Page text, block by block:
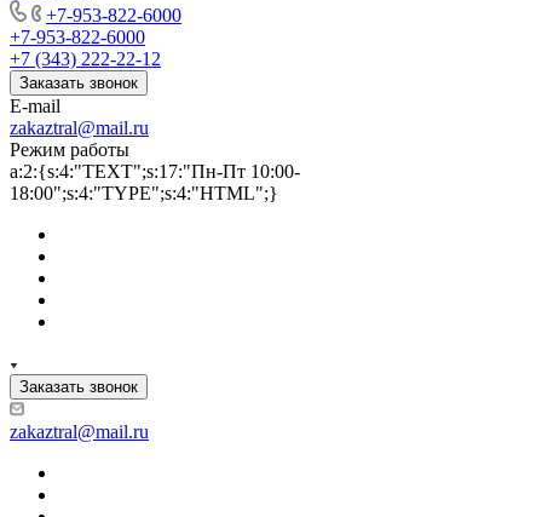
+7-953-822-6000
+7-953-822-6000
+7 (343) 222-22-12
Заказать звонок
E-mail
zakaztral@mail.ru
Режим работы
a:2:{s:4:"TEXT";s:17:"Пн-Пт 10:00-
18:00";s:4:"TYPE";s:4:"HTML";}
Заказать звонок
zakaztral@mail.ru